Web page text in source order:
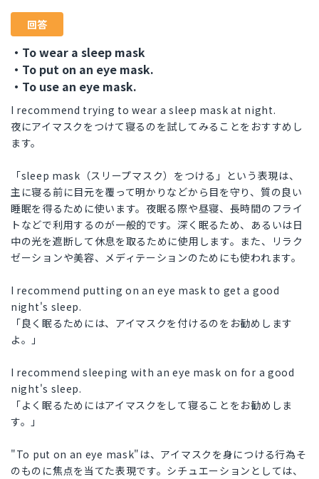
回答
・To wear a sleep mask
・To put on an eye mask.
・To use an eye mask.
I recommend trying to wear a sleep mask at night.
夜にアイマスクをつけて寝るのを試してみることをおすすめし
ます。
「sleep mask（スリープマスク）をつける」という表現は、
主に寝る前に目元を覆って明かりなどから目を守り、質の良い
睡眠を得るために使います。夜眠る際や昼寝、長時間のフライ
トなどで利用するのが一般的です。深く眠るため、あるいは日
中の光を遮断して休息を取るために使用します。また、リラク
ゼーションや美容、メディテーションのためにも使われます。
I recommend putting on an eye mask to get a good
night's sleep.
「良く眠るためには、アイマスクを付けるのをお勧めします
よ。」
I recommend sleeping with an eye mask on for a good
night's sleep.
「よく眠るためにはアイマスクをして寝ることをお勧めしま
す。」
"To put on an eye mask"は、アイマスクを身につける行為そ
のものに焦点を当てた表現です。シチュエーションとしては、